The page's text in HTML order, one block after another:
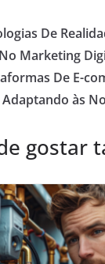
De
Marketing
De E-
Adaptando às
gostar